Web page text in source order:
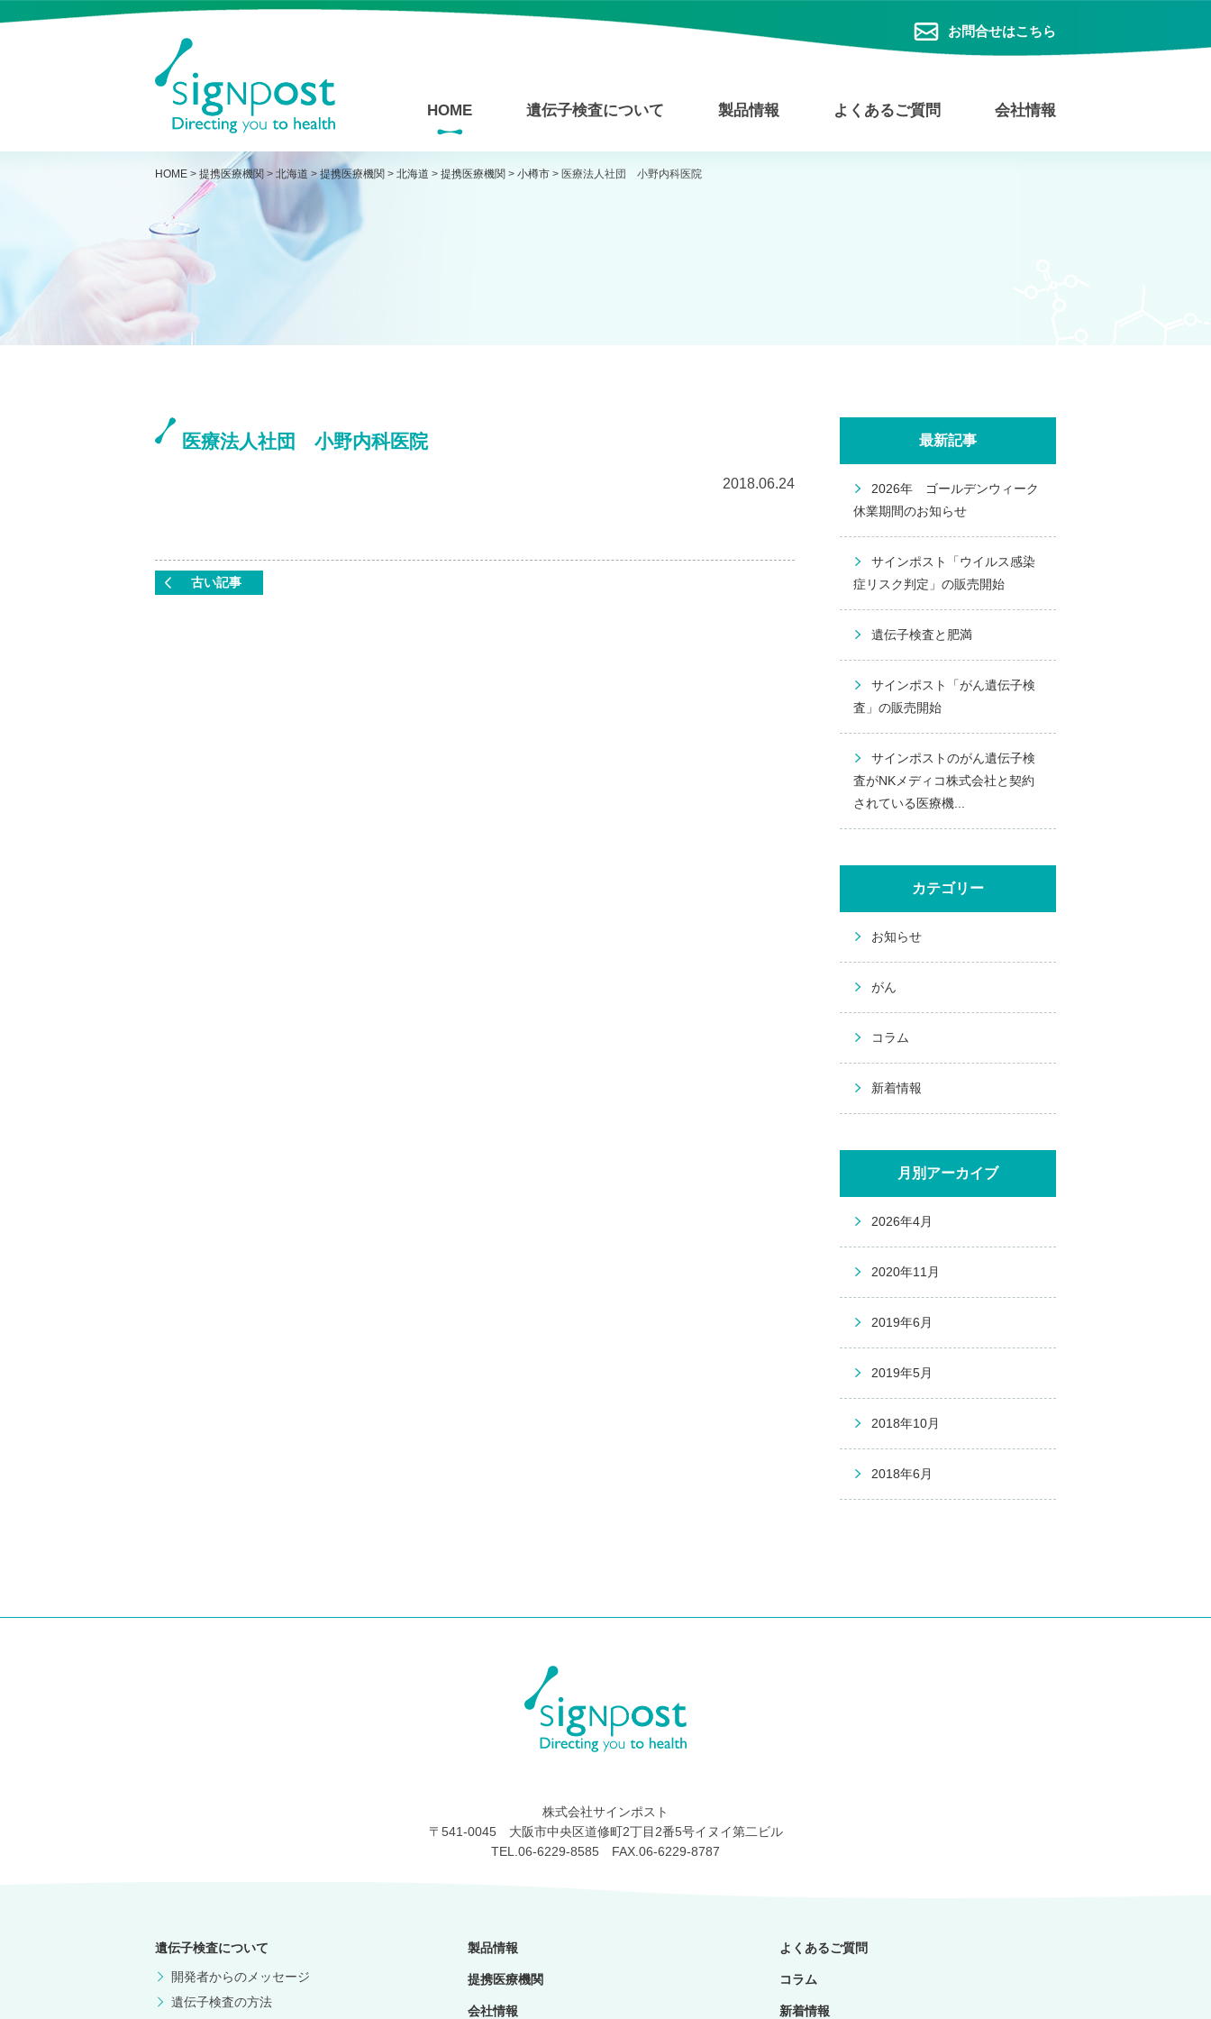
お問合せはこちら
HOME 遺伝子検査について 製品情報 よくあるご質問 会社情報
HOME > 提携医療機関 > 北海道 >提携医療機関 > 北海道 > 提携医療機関 > 小樽市 > 医療法人社団 小野内科医院
医療法人社団 小野内科医院
2018.06.24
古い記事
最新記事
2026年 ゴールデンウィーク
休業期間のお知らせ
サインポスト「ウイルス感染
症リスク判定」の販売開始
遺伝子検査と肥満
サインポスト「がん遺伝子検
査」の販売開始
サインポストのがん遺伝子検
査がNKメディコ株式会社と契約
されている医療機...
カテゴリー
お知らせ
がん
コラム
新着情報
月別アーカイブ
2026年4月
2020年11月
2019年6月
2019年5月
2018年10月
2018年6月
株式会社サインポスト
〒541-0045 大阪市中央区道修町2丁目2番5号イヌイ第二ビル
TEL.06-6229-8585 FAX.06-6229-8787
遺伝子検査について
開発者からのメッセージ
遺伝子検査の方法
製品情報
提携医療機関
会社情報
よくあるご質問
コラム
新着情報